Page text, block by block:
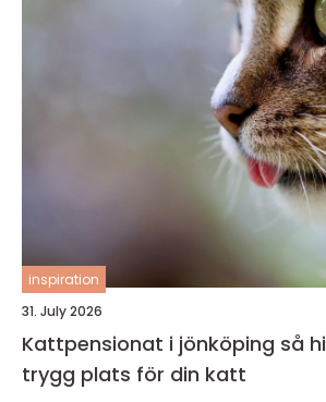
inspiration
31. July 2026
Kattpensionat i jönköping så hittar du en
trygg plats för din katt